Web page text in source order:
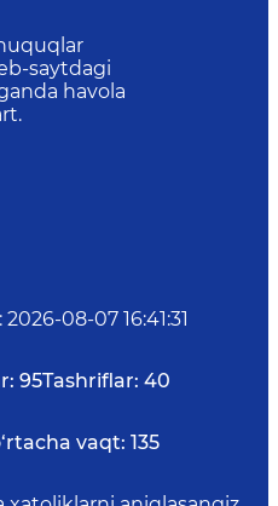
saytdagi
havola
: 2026-08-07 16:41:31
95Tashriflar: 40
vaqt: 135